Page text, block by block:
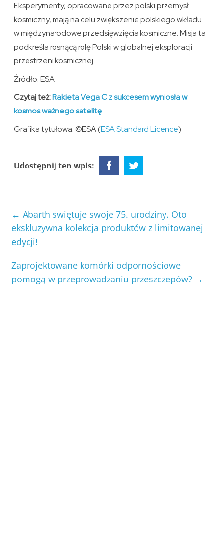
Eksperymenty, opracowane przez polski przemysł
kosmiczny, mają na celu zwiększenie polskiego wkładu
w międzynarodowe przedsięwzięcia kosmiczne. Misja ta
podkreśla rosnącą rolę Polski w globalnej eksploracji
przestrzeni kosmicznej.
Źródło: ESA
Czytaj też:Rakieta Vega C z sukcesem wyniosła w
kosmos ważnego satelitę
Grafika tytułowa: ©ESA (ESA Standard Licence)
Udostępnij ten wpis:
← Abarth świętuje swoje 75. urodziny. Oto
ekskluzywna kolekcja produktów z limitowanej
edycji!
Zaprojektowane komórki odpornościowe
pomogą w przeprowadzaniu przeszczepów? →